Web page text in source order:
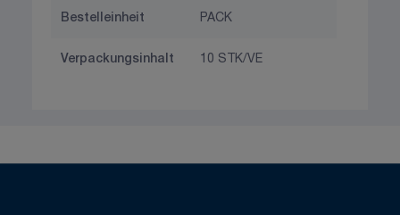
Bestelleinheit PACK
Verpackungsinhalt 10 STK/VE